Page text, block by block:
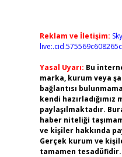
Reklam ve İletişim:
Yasal Uyarı: Bu
marka, kurum veya
bağlantısı
kendi hazırladığımız
paylaşılmaktadır.
haber niteliği
ve kişiler hakkında
Gerçek kurum ve
tamamen tesadüfidir.